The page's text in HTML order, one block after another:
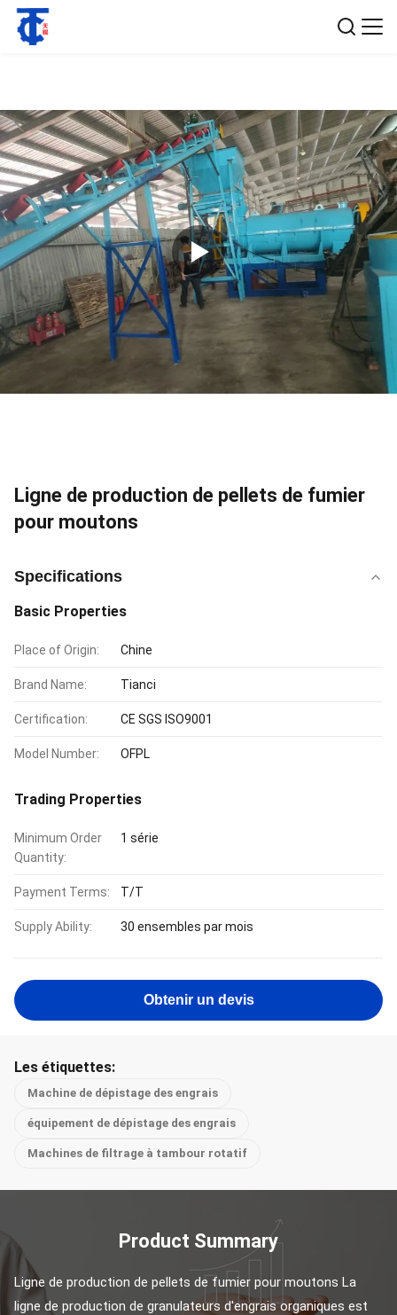
Ligne de production de pellets de fumier
pour moutons
Specifications
Basic Properties
Place of Origin: Chine
Brand Name: Tianci
Certification: CE SGS ISO9001
Model Number: OFPL
Trading Properties
Minimum Order
Quantity:
1 série
Payment Terms: T/T
Supply Ability: 30 ensembles par mois
Obtenir un devis
Les étiquettes:
Machine de dépistage des engrais
équipement de dépistage des engrais
Machines de filtrage à tambour rotatif
Product Summary
Ligne de production de pellets de fumier pour moutons La
ligne de production de granulateurs d'engrais organiques est